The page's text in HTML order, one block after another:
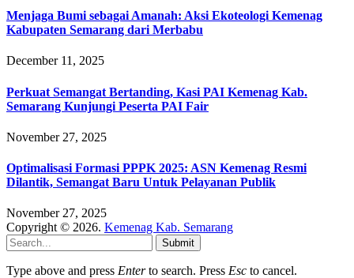
Menjaga Bumi sebagai Amanah: Aksi Ekoteologi Kemenag
Kabupaten Semarang dari Merbabu
December 11, 2025
Perkuat Semangat Bertanding, Kasi PAI Kemenag Kab.
Semarang Kunjungi Peserta PAI Fair
November 27, 2025
Optimalisasi Formasi PPPK 2025: ASN Kemenag Resmi
Dilantik, Semangat Baru Untuk Pelayanan Publik
November 27, 2025
Copyright © 2026. Kemenag Kab. Semarang
Submit
Type above and press Enterto search. Press Esc to cancel.